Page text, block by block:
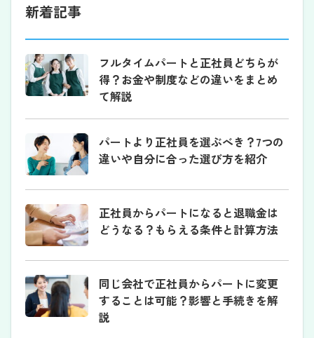
新着記事
フルタイムパートと正社員どちらが
得？お金や制度などの違いをまとめ
て解説
パートより正社員を選ぶべき？7つの
違いや自分に合った選び方を紹介
正社員からパートになると退職金は
どうなる？もらえる条件と計算方法
同じ会社で正社員からパートに変更
することは可能？影響と手続きを解
説